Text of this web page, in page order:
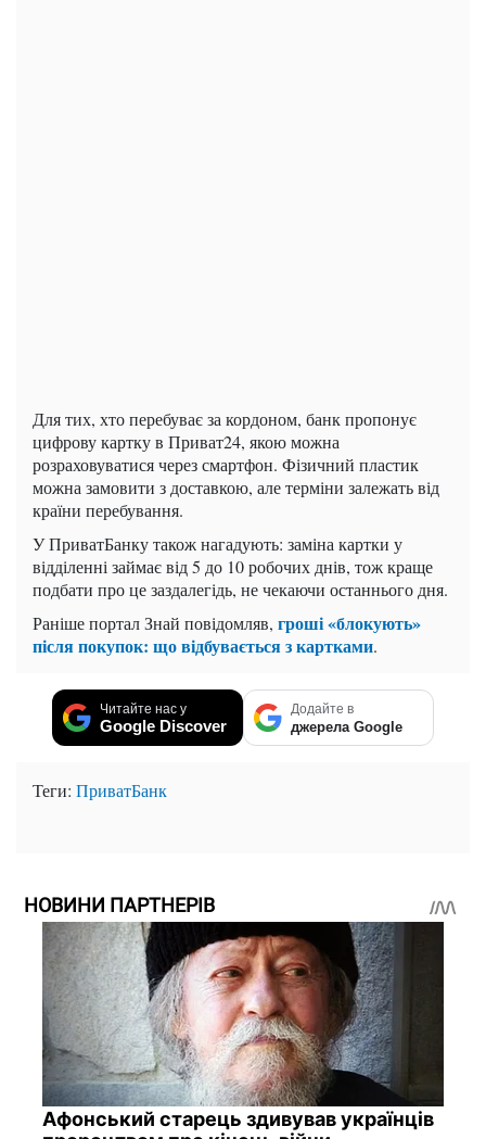
Для тих, хто перебуває за кордоном, банк пропонує
цифрову картку в Приват24, якою можна
розраховуватися через смартфон. Фізичний пластик
можна замовити з доставкою, але терміни залежать від
країни перебування.
У ПриватБанку також нагадують: заміна картки у
відділенні займає від 5 до 10 робочих днів, тож краще
подбати про це заздалегідь, не чекаючи останнього дня.
Раніше портал Знай повідомляв, гроші «блокують»
після покупок: що відбувається з картками.
Читайте нас у
Google Discover
Додайте в
джерела Google
Теги: ПриватБанк
НОВИНИ ПАРТНЕРІВ
Афонський старець здивував українців